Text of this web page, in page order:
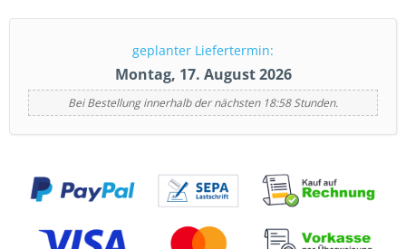
geplanter Liefertermin:
Montag, 17. August 2026
Bei Bestellung innerhalb der nächsten 18:58 Stunden.